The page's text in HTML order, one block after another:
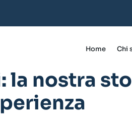
Home Chi
la nostra